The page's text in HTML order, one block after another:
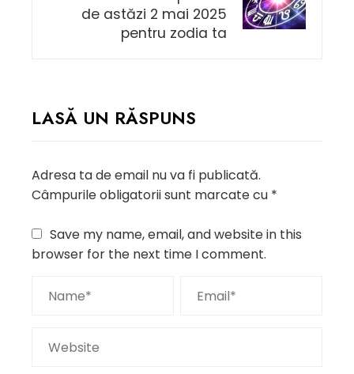
de astăzi 2 mai 2025
pentru zodia ta
LASĂ UN RĂSPUNS
Adresa ta de email nu va fi publicată.
Câmpurile obligatorii sunt marcate cu *
Save my name, email, and website in this
browser for the next time I comment.